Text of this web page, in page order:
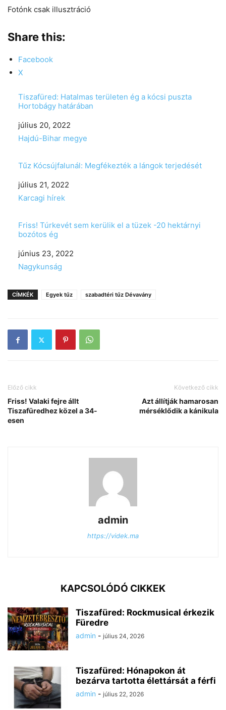
Fotónk csak illusztráció
Share this:
Facebook
X
Tiszafüred: Hatalmas területen ég a kócsi puszta
Hortobágy határában
Date
július 20, 2022
In relation to
Hajdú-Bihar megye
Tűz Kócsújfalunál: Megfékezték a lángok terjedését
Date
július 21, 2022
In relation to
Karcagi hírek
Friss! Túrkevét sem kerülik el a tüzek -20 hektárnyi
bozótos ég
Date
június 23, 2022
In relation to
Nagykunság
CÍMKÉK Egyek tűz szabadtéri tűz Dévavány
Előző cikk
Friss! Valaki fejre állt
Tiszafüredhez közel a 34-
esen
Következő cikk
Azt állítják hamarosan
mérséklődik a kánikula
admin
https://videk.ma
KAPCSOLÓDÓ CIKKEK
Tiszafüred: Rockmusical érkezik
Füredre
admin - július 24, 2026
Tiszafüred: Hónapokon át
bezárva tartotta élettársát a férfi
admin - július 22, 2026